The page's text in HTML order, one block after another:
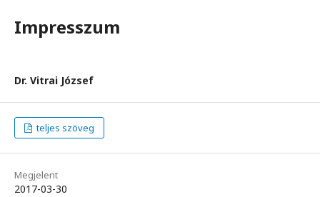
Impresszum
Dr. Vitrai József
teljes szöveg
Megjelent
2017-03-30